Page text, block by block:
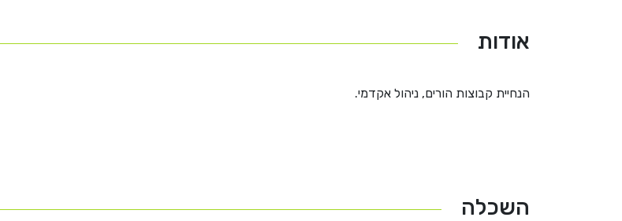
אודות
הנחיית קבוצות הורים, ניהול אקדמי.
השכלה